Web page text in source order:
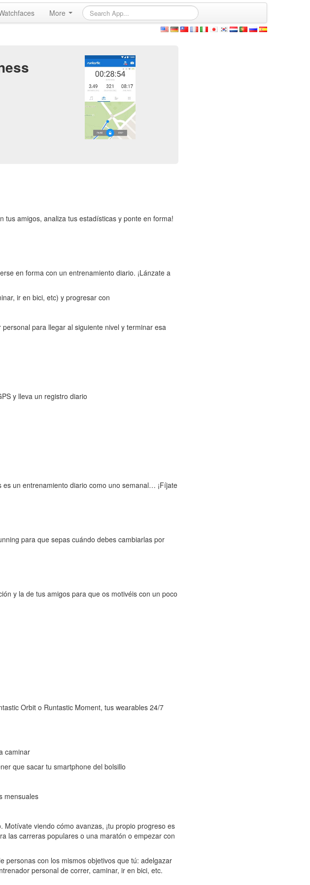
More
tus amigos, analiza tus estadísticas y ponte en forma!
en forma con un entrenamiento diario. ¡Lánzate a
ir en bici, etc) y progresar con
para llegar al siguiente nivel y terminar esa
y lleva un registro diario
un entrenamiento diario como uno semanal… ¡Fíjate
para que sepas cuándo debes cambiarlas por
y la de tus amigos para que os motivéis con un poco
Orbit o Runtastic Moment, tus wearables 24/7
caminar
que sacar tu smartphone del bolsillo
mensuales
viendo cómo avanzas, ¡tu propio progreso es
las carreras populares o una maratón o empezar con
personas con los mismos objetivos que tú: adelgazar
personal de correr, caminar, ir en bici, etc.